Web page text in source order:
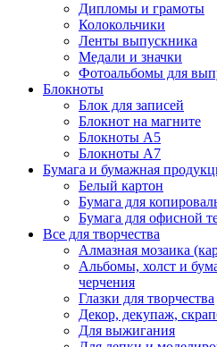
Дипломы и грамоты
Колокольчики
Ленты выпускника
Медали и значки
Фотоальбомы для
Блокноты
Блок для записей
Блокнот на магните
Блокноты А5
Блокноты А7
Бумага и бумажная
Белый картон
Бумага для
Бумага для офисной
Все для творчества
Алмазная мозаика
Альбомы, холст и
черчения
Глазки для творчества
Декор, декупаж,
Для выжигания